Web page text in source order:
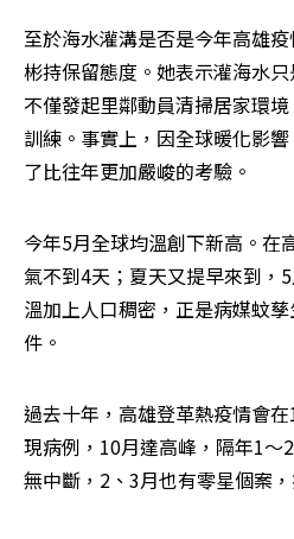
至於海水灌溝是否是今年高雄
彬持保留態度。她表示灌海水
不僅發起里鄰動員清掃居家環
訓練。事實上，因全球暖化影
了比往年更加嚴峻的考驗。
今年5月全球均溫創下新高。在
氣不到4天；夏天又提早來到，
溫加上人口稠密，正是病媒蚊
件。
過去十年，高雄登革熱疫情會
現病例，10月達高峰，隔年1～
無中斷，2、3月也有零星個案